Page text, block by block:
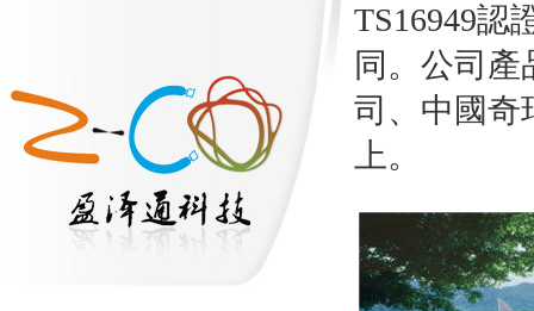
TS16949認
同。公司
司、中國奇
上。